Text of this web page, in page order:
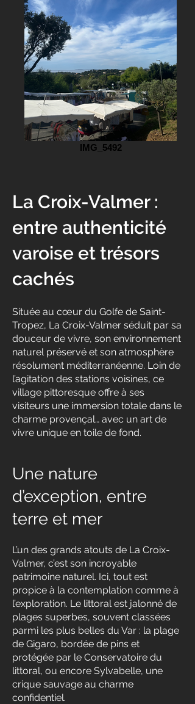
IMG_5492
La Croix-Valmer :
entre authenticité
varoise et trésors
cachés
Située au cœur du Golfe de Saint-
Tropez, La Croix-Valmer séduit par sa
douceur de vivre, son environnement
naturel préservé et son atmosphère
résolument méditerranéenne. Loin de
l’agitation des stations voisines, ce
village pittoresque offre à ses
visiteurs une immersion totale dans le
charme provençal… avec un art de
vivre unique en toile de fond.
Une nature
d’exception, entre
terre et mer
L’un des grands atouts de La Croix-
Valmer, c’est son incroyable
patrimoine naturel. Ici, tout est
propice à la contemplation comme à
l’exploration. Le littoral est jalonné de
plages superbes, souvent classées
parmi les plus belles du Var : la plage
de Gigaro, bordée de pins et
protégée par le Conservatoire du
littoral, ou encore Sylvabelle, une
crique sauvage au charme
confidentiel.